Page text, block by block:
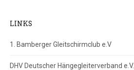
LINKS
1. Bamberger Gleitschirmclub e.V
DHV Deutscher Hängegleiterverband e.V.